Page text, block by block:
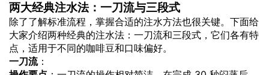
两大经典注水法：一刀流与三段式
除了了解标准流程，掌握合适的注水方法也很关键。下面给
大家介绍两种经典的注水法：一刀流和三段式，它们各有特
点，适用于不同的咖啡豆和口味偏好。
一刀流：